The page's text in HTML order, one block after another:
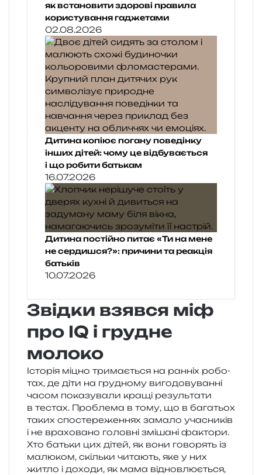
як встановити здорові правила
користування гаджетами
02.08.2026
Дитина копіює погану поведінку
інших дітей: чому це відбувається
і що робити батькам
16.07.2026
Дитина постійно питає «Ти на мене
не сердишся?»: причини та реакція
батьків
10.07.2026
Звідки взявся міф
про IQ і грудне
молоко
Історія міцно три­ма­є­ться на ран­ніх робо­
тах, де діти на гру­дно­му виго­до­ву­ван­ні
часом пока­зу­ва­ли кращі резуль­та­ти
в тестах. Проблема в тому, що в бага­тьох
таких спо­сте­ре­же­н­нях зама­ло уча­сни­ків
і не вра­хо­ва­но голов­ні змі­ша­ні факто­ри.
Хто батьки цих дітей, як вони гово­рять із
малю­ком, скіль­ки чита­ють, яке у них
житло і дохо­ди, як мама від­нов­лю­є­ться,